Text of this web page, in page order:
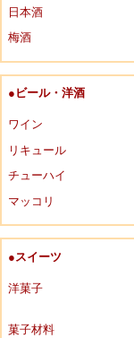
日本酒
梅酒
●ビール・洋酒
ワイン
リキュール
チューハイ
マッコリ
●スイーツ
洋菓子
菓子材料